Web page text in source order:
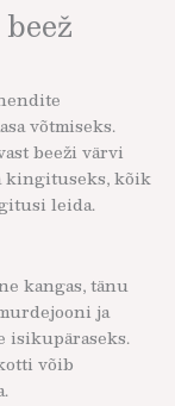
võtmiseks.
beeži värvi
kingituseks, kõik
leida.
kangas, tänu
ja
isikupäraseks.
võib